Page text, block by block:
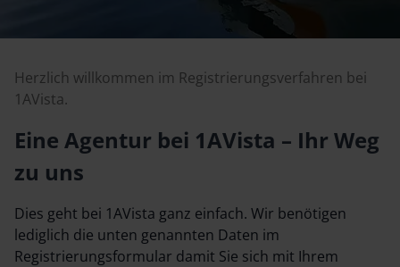
Herzlich willkommen im Registrierungsverfahren bei
1AVista.
Eine Agentur bei 1AVista – Ihr Weg
zu uns
Dies geht bei 1AVista ganz einfach. Wir benötigen
lediglich die unten genannten Daten im
Registrierungsformular damit Sie sich mit Ihrem